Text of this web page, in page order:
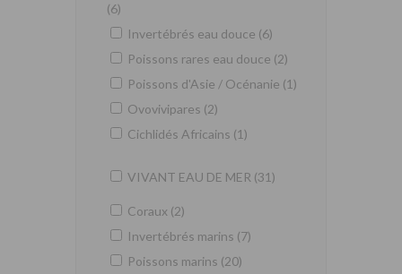
(6)
Invertébrés eau douce (6)
Poissons rares eau douce (2)
Poissons d'Asie / Océnanie (1)
Ovovivipares (2)
Cichlidés Africains (1)
VIVANT EAU DE MER (31)
Coraux (2)
Invertébrés marins (7)
Poissons marins (20)